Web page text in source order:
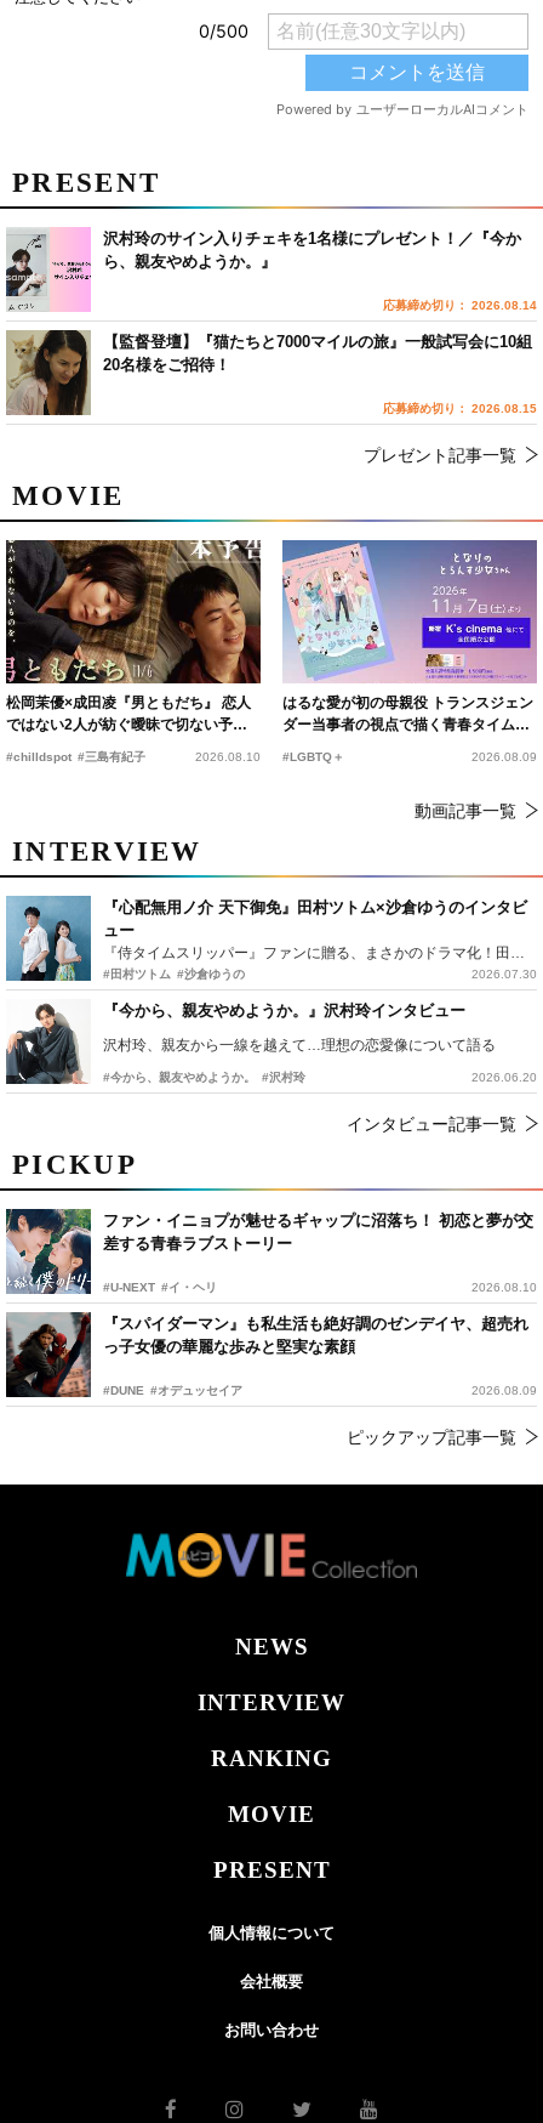
PICKUP
ファン・イニョプが魅せるギャップに沼落ち！ 初恋と夢が交
差する青春ラブストーリー
#U-NEXT #イ・ヘリ 2026.08.10
『スパイダーマン』も私生活も絶好調のゼンデイヤ、超売れ
っ子女優の華麗な歩みと堅実な素顔
#DUNE #オデュッセイア 2026.08.09
ピックアップ記事一覧
MOVIE
松岡茉優×成田凌『男ともだち』 恋人
ではない2人が紡ぐ曖昧で切ない予告
#chilldspot #三島有紀子 2026.08.10
はるな愛が初の母親役 トランスジェン
ダー当事者の視点で描く青春タイムス
#LGBTQ＋ 2026.08.09
動画記事一覧
INTERVIEW
『心配無用ノ介 天下御免』田村ツトム×沙倉ゆうのインタビ
ュー
『侍タイムスリッパー』ファンに贈る、まさかのドラマ化！田村ツトム×沙倉ゆうのが語る『心配無用ノ介』撮影秘話
#田村ツトム #沙倉ゆうの 2026.07.30
『今から、親友やめようか。』沢村玲インタビュー
沢村玲、親友から一線を越えて…理想の恋愛像について語る
#今から、親友やめようか。 #沢村玲 2026.06.20
インタビュー記事一覧
PRESENT
沢村玲のサイン入りチェキを1名様にプレゼント！／『今か
ら、親友やめようか。』
応募締め切り： 2026.08.14
【監督登壇】『猫たちと7000マイルの旅』一般試写会に10組
20名様をご招待！
応募締め切り： 2026.08.15
プレゼント記事一覧
NEWS
INTERVIEW
RANKING
MOVIE
PRESENT
個人情報について
会社概要
お問い合わせ